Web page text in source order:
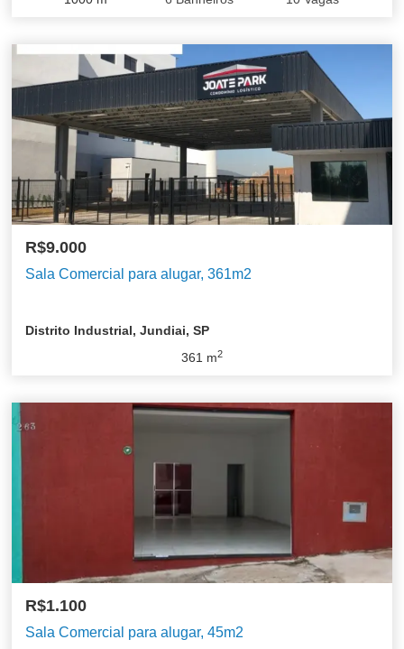
R$9.000
Sala Comercial para alugar, 361m2
Distrito Industrial, Jundiai, SP
361 m2
R$1.100
Sala Comercial para alugar, 45m2